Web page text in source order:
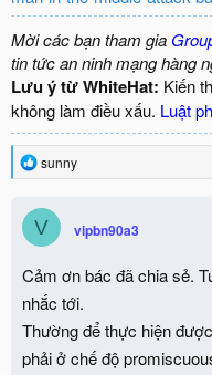
Mời các bạn tham gia
tin tức an ninh mạng hàng
Lưu ý từ WhiteHat: Kiến
không làm điều xấu. Luật
R
e
c
t
i
o
n
s
sunny
V vipbn90a3
Cảm ơn bác đã chia sẻ.
nhắc tới.
Thường để thực hiện
phải ở chế độ